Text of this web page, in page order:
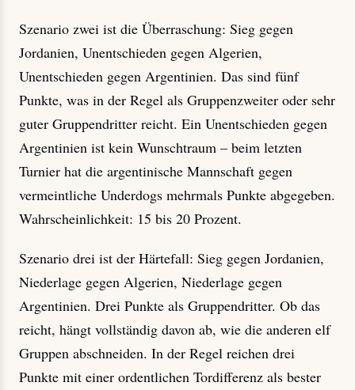
Szenario zwei ist die Überraschung: Sieg gegen
Jordanien, Unentschieden gegen Algerien,
Unentschieden gegen Argentinien. Das sind fünf
Punkte, was in der Regel als Gruppenzweiter oder sehr
guter Gruppendritter reicht. Ein Unentschieden gegen
Argentinien ist kein Wunschtraum – beim letzten
Turnier hat die argentinische Mannschaft gegen
vermeintliche Underdogs mehrmals Punkte abgegeben.
Wahrscheinlichkeit: 15 bis 20 Prozent.
Szenario drei ist der Härtefall: Sieg gegen Jordanien,
Niederlage gegen Algerien, Niederlage gegen
Argentinien. Drei Punkte als Gruppendritter. Ob das
reicht, hängt vollständig davon ab, wie die anderen elf
Gruppen abschneiden. In der Regel reichen drei
Punkte mit einer ordentlichen Tordifferenz als bester